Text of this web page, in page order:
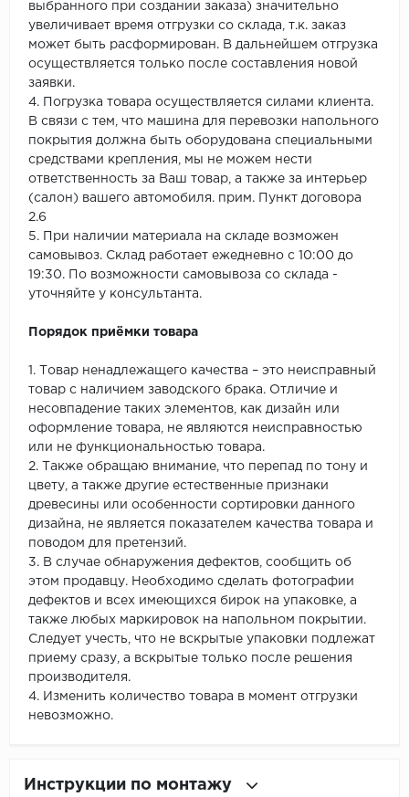
выбранного при создании заказа) значительно
увеличивает время отгрузки со склада, т.к. заказ
может быть расформирован. В дальнейшем отгрузка
осуществляется только после составления новой
заявки.
4. Погрузка товара осуществляется силами клиента.
В связи с тем, что машина для перевозки напольного
покрытия должна быть оборудована специальными
средствами крепления, мы не можем нести
ответственность за Ваш товар, а также за интерьер
(салон) вашего автомобиля. прим. Пункт договора
2.6
5. При наличии материала на складе возможен
самовывоз. Склад работает ежедневно с 10:00 до
19:30. По возможности самовывоза со склада -
уточняйте у консультанта.
Порядок приёмки товара
1. Товар ненадлежащего качества – это неисправный
товар с наличием заводского брака. Отличие и
несовпадение таких элементов, как дизайн или
оформление товара, не являются неисправностью
или не функциональностью товара.
2. Также обращаю внимание, что перепад по тону и
цвету, а также другие естественные признаки
древесины или особенности сортировки данного
дизайна, не является показателем качества товара и
поводом для претензий.
3. В случае обнаружения дефектов, сообщить об
этом продавцу. Необходимо сделать фотографии
дефектов и всех имеющихся бирок на упаковке, а
также любых маркировок на напольном покрытии.
Следует учесть, что не вскрытые упаковки подлежат
приему сразу, а вскрытые только после решения
производителя.
4. Изменить количество товара в момент отгрузки
невозможно.
Инструкции по монтажу